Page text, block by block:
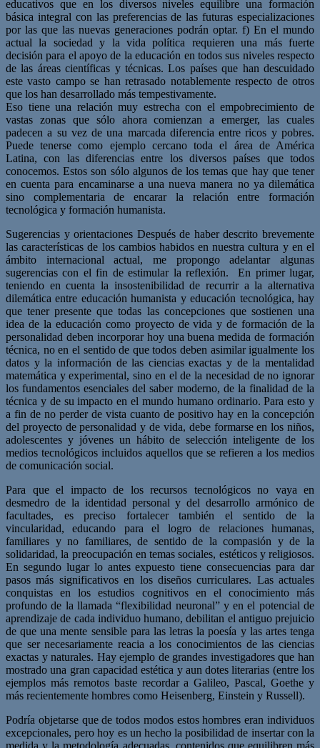
educativos que en los diversos nivelesequilibre una formación
básica integral con las preferencias de las futuras especializaciones
por las que las nuevas generaciones podrán optar. f) En el mundo
actual la sociedad y la vida política requieren una más fuerte
decisión para el apoyo de la educación en todos sus niveles respecto
de las áreascientíficas y técnicas. Los países que han descuidado
este vasto campo se han retrasado notablemente respecto de otros
que los han desarrollado más tempestivamente.
Eso tiene una relación muy estrecha con el empobrecimiento de
vastas zonas que sólo ahora comienzan a emerger, las cuales
padecen a su vez de una marcada diferencia entre ricos y pobres.
Puede tenerse como ejemplo cercano toda el área de América
Latina, con las diferencias entre los diversos países que todos
conocemos.Estos son sólo algunos de los temas que hay que tener
en cuenta para encaminarse a una nueva manera no ya dilemática
sino complementaria de encarar la relación entre formación
tecnológica y formación humanista.
Sugerencias y orientaciones Después de haber descrito brevemente
las características de los cambios habidos ennuestra cultura y en el
ámbito internacional actual, me propongo adelantar algunas
sugerencias con el fin de estimular la reflexión.
En primer lugar,
teniendo en cuenta la insostenibilidad de recurrir a la alternativa
dilemática entre educación humanista y educación tecnológica, hay
que tener presente quetodas las concepciones que sostienen una
idea de la educación como proyecto de vida yde formación de la
personalidad deben incorporar hoy una buena medida de formación
técnica, no en el sentido de que todos deben asimilar igualmente los
datos y la información de las ciencias exactas y de la mentalidad
matemática y experimental, sino en el dela necesidad de no ignorar
los fundamentos esenciales del saber moderno, de la finalidad de la
técnica y de su impacto en el mundo humano ordinario. Para esto y
a fin de no perder de vista cuanto de positivo hay en la concepción
del proyecto de personalidad yde vida, debe formarse en los niños,
adolescentes y jóvenes un hábito deselección inteligente de los
medios tecnológicos incluidos aquellos que se refieren a los medios
de comunicación social.
Para que el impacto de los recursos tecnológicos no vaya en
desmedro de la identidad personal y del desarrollo armónico de
facultades, es preciso fortalecer también el sentido de la
vincularidad, educando para el logro de relaciones humanas,
familiares y no familiares, de sentido de la compasión y de la
solidaridad, la preocupación en temas sociales, estéticos y religiosos.
En segundo lugar lo antes expuesto tiene consecuencias para dar
pasos más significativos en los diseños curriculares. Las actuales
conquistas en los estudios cognitivos en el conocimiento más
profundo de la llamada “flexibilidad neuronal” y en el potencial de
aprendizaje de cada individuo humano, debilitan el antiguo prejuicio
de que una mente sensible para las letras la poesía y las artes tenga
que ser necesariamente reacia a los conocimientos de las ciencias
exactas y naturales. Hay ejemplo de grandes investigadores que han
mostrado una gran capacidad estética y aun dotes literarias (entre los
ejemplos más remotos baste recordar a Galileo, Pascal, Goethe y
más recientemente hombres como Heisenberg, Einstein y Russell).
Podría objetarse que de todos modos estos hombres eran individuos
excepcionales, pero hoy es un hecho la posibilidad de insertar con la
medida y la metodología adecuadas, contenidos que equilibren más